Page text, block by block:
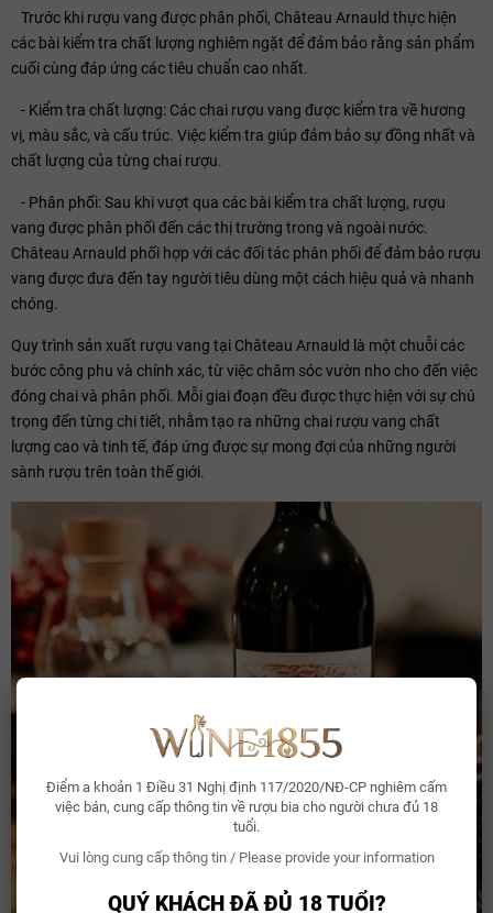
Điểm a khoản 1 Điều 31 Nghị định 117/2020/NĐ-CP nghiêm cấm
việc bán, cung cấp thông tin về rượu bia cho người chưa đủ 18
tuổi.
Vui lòng cung cấp thông tin / Please provide your information
QUÝ KHÁCH ĐÃ ĐỦ 18 TUỔI?
Trước khi rượu vang được phân phối, Château Arnauld thực hiện
các bài kiểm tra chất lượng nghiêm ngặt để đảm bảo rằng sản phẩm
cuối cùng đáp ứng các tiêu chuẩn cao nhất.
- Kiểm tra chất lượng: Các chai rượu vang được kiểm tra về hương
vị, màu sắc, và cấu trúc. Việc kiểm tra giúp đảm bảo sự đồng nhất và
chất lượng của từng chai rượu.
- Phân phối: Sau khi vượt qua các bài kiểm tra chất lượng, rượu
vang được phân phối đến các thị trường trong và ngoài nước.
Château Arnauld phối hợp với các đối tác phân phối để đảm bảo rượu
vang được đưa đến tay người tiêu dùng một cách hiệu quả và nhanh
chóng.
Quy trình sản xuất rượu vang tại Château Arnauld là một chuỗi các
bước công phu và chính xác, từ việc chăm sóc vườn nho cho đến việc
đóng chai và phân phối. Mỗi giai đoạn đều được thực hiện với sự chú
trọng đến từng chi tiết, nhằm tạo ra những chai rượu vang chất
lượng cao và tinh tế, đáp ứng được sự mong đợi của những người
sành rượu trên toàn thế giới.